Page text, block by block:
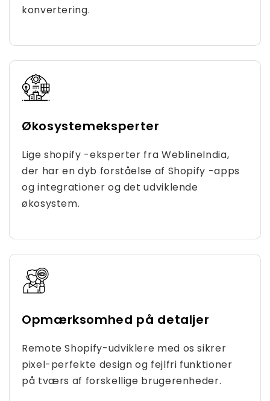
konvertering.
Økosystemeksperter
Lige shopify -eksperter fra WeblineIndia,
der har en dyb forståelse af Shopify -apps
og integrationer og det udviklende
økosystem.
Opmærksomhed på detaljer
Remote Shopify-udviklere med os sikrer
pixel-perfekte design og fejlfri funktioner
på tværs af forskellige brugerenheder.